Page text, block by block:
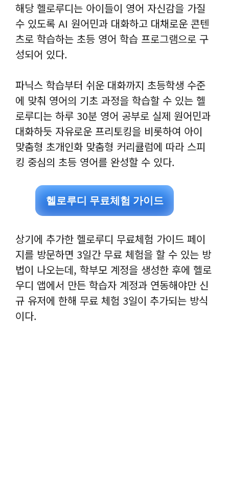
해당 헬로루디는 아이들이 영어 자신감을 가질
수 있도록 AI 원어민과 대화하고 대채로운 콘텐
츠로 학습하는 초등 영어 학습 프로그램으로 구
성되어 있다.
파닉스 학습부터 쉬운 대화까지 초등학생 수준
에 맞춰 영어의 기초 과정을 학습할 수 있는 헬
로루디는 하루 30분 영어 공부로 실제 원어민과
대화하듯 자유로운 프리토킹을 비롯하여 아이
맞춤형 초개인화 맞춤형 커리큘럼에 따라 스피
킹 중심의 초등 영어를 완성할 수 있다.
헬로루디 무료체험 가이드
상기에 추가한 헬로루디 무료체험 가이드 페이
지를 방문하면 3일간 무료 체험을 할 수 있는 방
법이 나오는데, 학부모 계정을 생성한 후에 헬로
우디 앱에서 만든 학습자 계정과 연동해야만 신
규 유저에 한해 무료 체험 3일이 추가되는 방식
이다.